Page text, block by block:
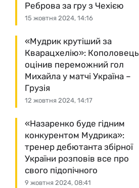
15 жовтня 2024, 14:16
Реброва за гру з Чехією
12 жовтня 2024, 14:17
«Мудрик крутіший за
Кварацхелію»: Кополовець
оцінив переможний гол
Михайла у матчі Україна –
Грузія
9 жовтня 2024, 08:41
«Назаренко буде гідним
конкурентом Мудрика»:
тренер дебютанта збірної
України розповів все про
свого підопічного